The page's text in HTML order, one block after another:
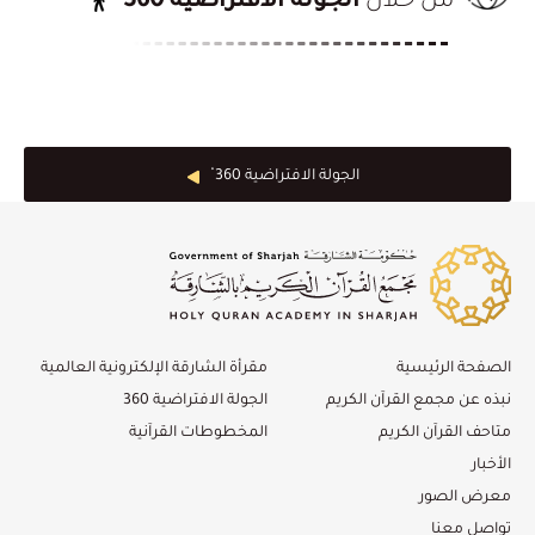
الجولة الافتراضية 360 ْ
الصفحة الرئيسية
نبذه عن مجمع القرآن الكريم
متاحف القرآن الكريم
مقرأة الشارقة الإلكترونية العالمية
الجولة الافتراضية 360
المخطوطات القرآنية
الأخبار
معرض الصور
تواصل معنا